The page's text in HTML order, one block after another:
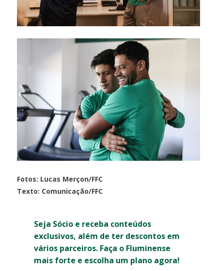
Fotos: Lucas Merçon/FFC
Texto: Comunicação/FFC
Seja Sócio e receba conteúdos
exclusivos, além de ter descontos em
vários parceiros. Faça o Fluminense
mais forte e escolha um plano agora!